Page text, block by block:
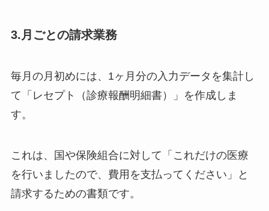
3.月ごとの請求業務
毎月の月初めには、1ヶ月分の入力データを集計し
て「レセプト（診療報酬明細書）」を作成しま
す。
これは、国や保険組合に対して「これだけの医療
を行いましたので、費用を支払ってください」と
請求するための書類です。